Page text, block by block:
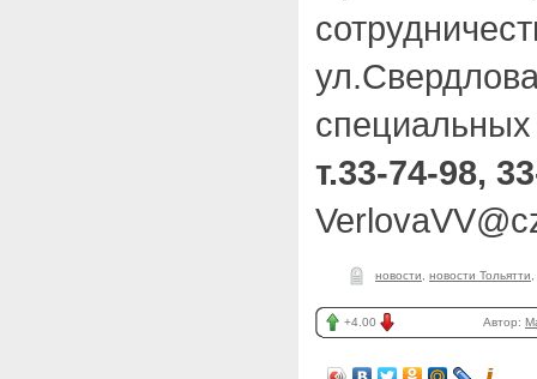
т.33-74-98,
новости новости Тольятти
+4.00 Автор: